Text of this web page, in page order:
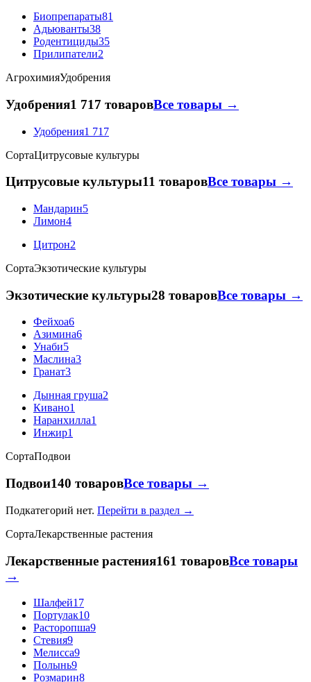
Биопрепараты81
Адьюванты38
Родентициды35
Прилипатели2
АгрохимияУдобрения
Удобрения1 717 товаровВсе товары →
Удобрения1 717
СортаЦитрусовые культуры
Цитрусовые культуры11 товаровВсе товары →
Мандарин5
Лимон4
Цитрон2
СортаЭкзотические культуры
Экзотические культуры28 товаровВсе товары →
Фейхоа6
Азимина6
Унаби5
Маслина3
Гранат3
Дынная груша2
Кивано1
Наранхилла1
Инжир1
СортаПодвои
Подвои140 товаровВсе товары →
Подкатегорий нет. Перейти в раздел →
СортаЛекарственные растения
Лекарственные растения161 товаровВсе товары
→
Шалфей17
Портулак10
Расторопша9
Стевия9
Мелисса9
Полынь9
Розмарин8